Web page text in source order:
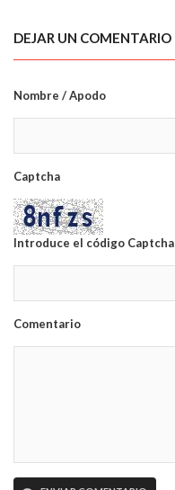
DEJAR UN COMENTARIO
Nombre / Apodo
Captcha
Introduce el código Captcha
Comentario